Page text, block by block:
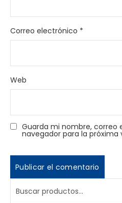
Correo electrónico *
Web
Guarda mi nombre, correo
navegador para la próxima